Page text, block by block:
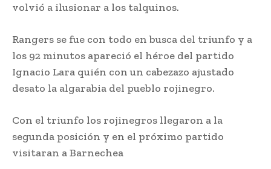
volvió a ilusionar a los talquinos.
Rangers se fue con todo en busca del triunfo y a
los 92 minutos apareció el héroe del partido
Ignacio Lara quién con un cabezazo ajustado
desato la algarabia del pueblo rojinegro.
Con el triunfo los rojinegros llegaron a la
segunda posición y en el próximo partido
visitaran a Barnechea